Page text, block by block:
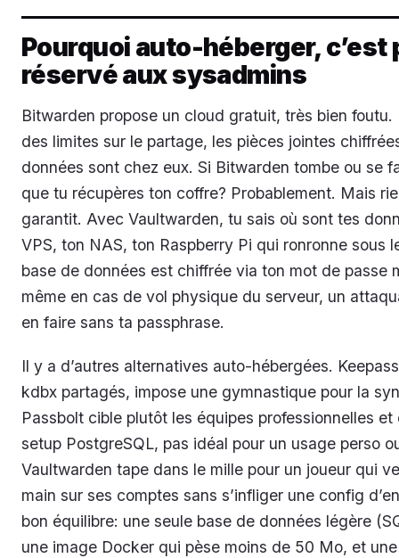
Pourquoi auto-héberger, c’est
réservé aux sysadmins
Bitwarden propose un cloud gratuit, très bien foutu.
des limites sur le partage, les pièces jointes
données sont chez eux. Si Bitwarden tombe ou se
que tu récupères ton coffre? Probablement. Mais
garantit. Avec Vaultwarden, tu sais où sont tes
VPS, ton NAS, ton Raspberry Pi qui ronronne sous
base de données est chiffrée via ton mot de passe
même en cas de vol physique du serveur, un
en faire sans ta passphrase.
Il y a d’autres alternatives auto-hébergées.
kdbx partagés, impose une gymnastique pour la
Passbolt cible plutôt les équipes professionnelles et
setup PostgreSQL, pas idéal pour un usage perso
Vaultwarden tape dans le mille pour un joueur qui
main sur ses comptes sans s’infliger une config
bon équilibre: une seule base de données légère
une image Docker qui pèse moins de 50 Mo, et